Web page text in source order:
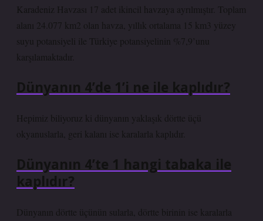
Karadeniz Havzası 17 adet ikincil havzaya ayrılmıştır. Toplam
alanı 24.077 km2 olan havza, yıllık ortalama 15 km3 yüzey
suyu potansiyeli ile Türkiye potansiyelinin %7,9’unu
karşılamaktadır.
Dünyanın 4’de 1’i ne ile kaplıdır?
Hepimiz biliyoruz ki dünyanın yaklaşık dörtte üçü
okyanuslarla, geri kalanı ise karalarla kaplıdır.
Dünyanın 4’te 1 hangi tabaka ile
kaplıdır?
Dünyanın dörtte üçünün sularla, dörtte birinin ise karalarla